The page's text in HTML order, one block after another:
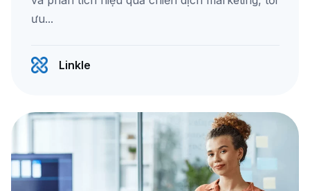
ưu...
Linkle